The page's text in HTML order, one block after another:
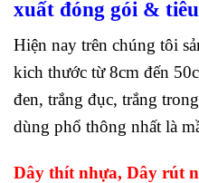
xuất đóng gói &
Hiện nay trên chúng tôi
kich thước từ 8cm đến
đen, trắng đục, trắng
dùng phổ thông nhất là
Dây thít nhựa, Dây rút